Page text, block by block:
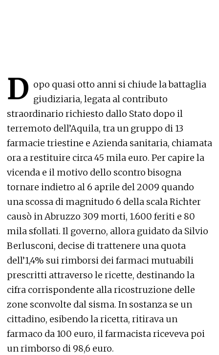
D opo quasi otto anni si chiude la battaglia
giudiziaria, legata al contributo
straordinario richiesto dallo Stato dopo il
terremoto dell’Aquila, tra un gruppo di 13
farmacie triestine e Azienda sanitaria, chiamata
ora a restituire circa 45 mila euro. Per capire la
vicenda e il motivo dello scontro bisogna
tornare indietro al 6 aprile del 2009 quando
una scossa di magnitudo 6 della scala Richter
causò in Abruzzo 309 morti, 1.600 feriti e 80
mila sfollati. Il governo, allora guidato da Silvio
Berlusconi, decise di trattenere una quota
dell’1,4% sui rimborsi dei farmaci mutuabili
prescritti attraverso le ricette, destinando la
cifra corrispondente alla ricostruzione delle
zone sconvolte dal sisma. In sostanza se un
cittadino, esibendo la ricetta, ritirava un
farmaco da 100 euro, il farmacista riceveva poi
un rimborso di 98,6 euro.